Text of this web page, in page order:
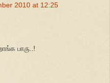
2010 at 12:25
பாரு..!